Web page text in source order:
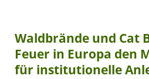
Waldbrände und Cat
Feuer in Europa den
für institutionelle